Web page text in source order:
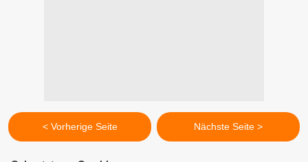
< Vorherige Seite Nächste Seite >